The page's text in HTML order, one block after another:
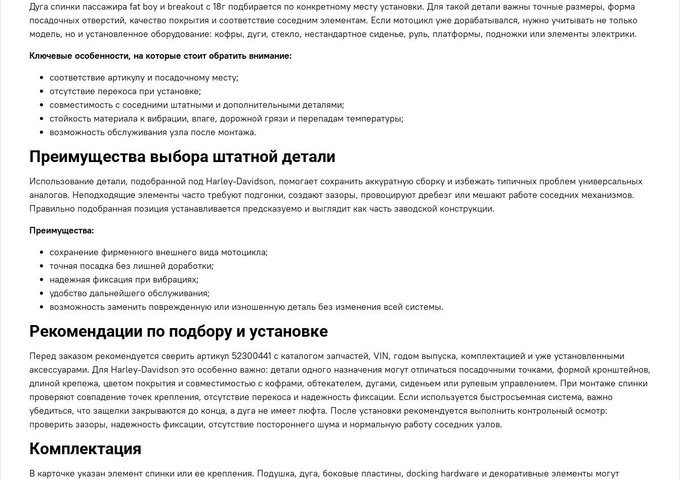
Дуга спинки пассажира fat boy и breakout с 18г подбирается по конкретному месту установки. Для такой детали важны точные размеры, форма
посадочных отверстий, качество покрытия и соответствие соседним элементам. Если мотоцикл уже дорабатывался, нужно учитывать не только
модель, но и установленное оборудование: кофры, дуги, стекло, нестандартное сиденье, руль, платформы, подножки или элементы электрики.
Ключевые особенности, на которые стоит обратить внимание:
соответствие артикулу и посадочному месту;
отсутствие перекоса при установке;
совместимость с соседними штатными и дополнительными деталями;
стойкость материала к вибрации, влаге, дорожной грязи и перепадам температуры;
возможность обслуживания узла после монтажа.
Преимущества выбора штатной детали
Использование детали, подобранной под Harley-Davidson, помогает сохранить аккуратную сборку и избежать типичных проблем универсальных
аналогов. Неподходящие элементы часто требуют подгонки, создают зазоры, провоцируют дребезг или мешают работе соседних механизмов.
Правильно подобранная позиция устанавливается предсказуемо и выглядит как часть заводской конструкции.
Преимущества:
сохранение фирменного внешнего вида мотоцикла;
точная посадка без лишней доработки;
надежная фиксация при вибрациях;
удобство дальнейшего обслуживания;
возможность заменить поврежденную или изношенную деталь без изменения всей системы.
Рекомендации по подбору и установке
Перед заказом рекомендуется сверить артикул 52300441 с каталогом запчастей, VIN, годом выпуска, комплектацией и уже установленными
аксессуарами. Для Harley-Davidson это особенно важно: детали одного назначения могут отличаться посадочными точками, формой кронштейнов,
длиной крепежа, цветом покрытия и совместимостью с кофрами, обтекателем, дугами, сиденьем или рулевым управлением. При монтаже спинки
проверяют совпадение точек крепления, отсутствие перекоса и надежность фиксации. Если используется быстросъемная система, важно
убедиться, что защелки закрываются до конца, а дуга не имеет люфта. После установки рекомендуется выполнить контрольный осмотр:
проверить зазоры, надежность фиксации, отсутствие постороннего шума и нормальную работу соседних узлов.
Комплектация
В карточке указан элемент спинки или ее крепления. Подушка, дуга, боковые пластины, docking hardware и декоративные элементы могут